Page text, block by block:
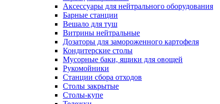
Аксессуары для нейтрального оборудования
Барные станции
Вешало для туш
Витрины нейтральные
Дозаторы для замороженного картофеля
Кондитерские столы
Мусорные баки, ящики для овощей
Рукомойники
Станции сбора отходов
Столы закрытые
Столы-купе